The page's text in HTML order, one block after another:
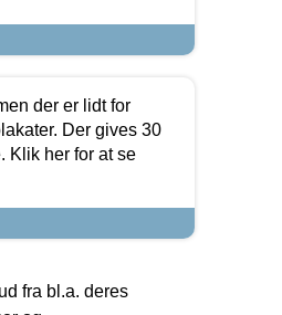
der er lidt for
Der gives 30
Klik her for at se
fra bl.a. deres